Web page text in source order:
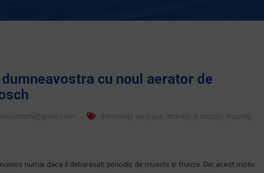
cu noul aerator de
numai daca il debarasati periodic de muschi si frunze. Din acest motiv